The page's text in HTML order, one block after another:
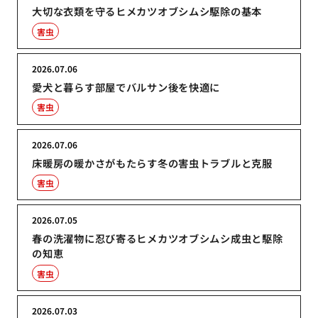
大切な衣類を守るヒメカツオブシムシ駆除の基本
害虫
愛犬と暮らす部屋でバルサン後を快適に
2026.07.06
害虫
床暖房の暖かさがもたらす冬の害虫トラブルと克服
2026.07.06
害虫
春の洗濯物に忍び寄るヒメカツオブシムシ成虫と駆除
の知恵
2026.07.05
害虫
2026.07.03